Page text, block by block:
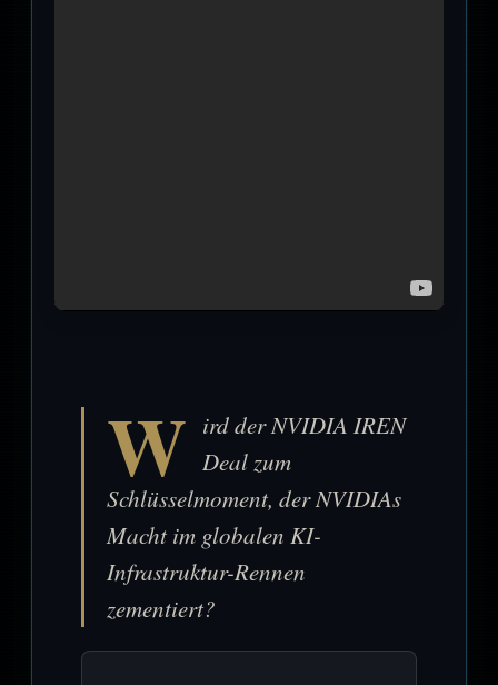
W ird der NVIDIA IREN
Deal zum
Schlüsselmoment, der NVIDIAs
Macht im globalen KI-
Infrastruktur-Rennen
zementiert?